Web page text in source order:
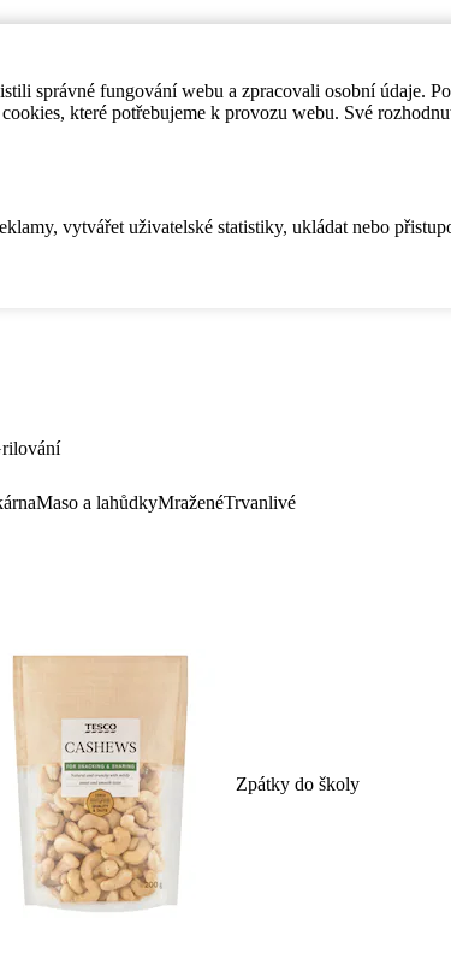
správné fungování webu a zpracovali osobní údaje.
které potřebujeme k provozu webu. Své
vytvářet uživatelské statistiky, ukládat nebo
Maso a lahůdkyMraženéTrvanlivé
Zpátky do školy